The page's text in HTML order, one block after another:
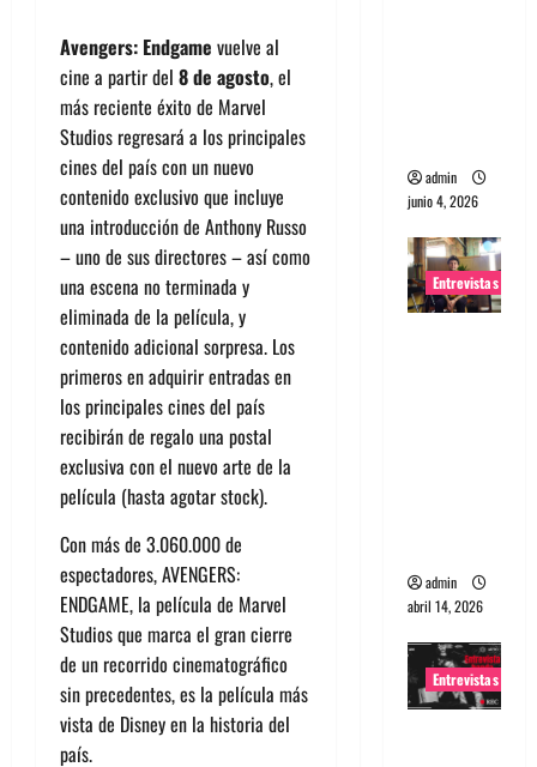
Avengers: Endgame vuelve al
cine a partir del 8 de agosto, el
más reciente éxito de Marvel
Studios regresará a los principales
cines del país con un nuevo
contenido exclusivo que incluye
una introducción de Anthony Russo
– uno de sus directores – así como
una escena no terminada y
eliminada de la película, y
contenido adicional sorpresa. Los
primeros en adquirir entradas en
los principales cines del país
recibirán de regalo una postal
exclusiva con el nuevo arte de la
película (hasta agotar stock).
Con más de 3.060.000 de
espectadores, AVENGERS:
ENDGAME, la película de Marvel
Studios que marca el gran cierre
de un recorrido cinematográfico
sin precedentes, es la película más
vista de Disney en la historia del
país.
admin
junio 4, 2026
Entrevistas
admin
abril 14, 2026
Entrevistas